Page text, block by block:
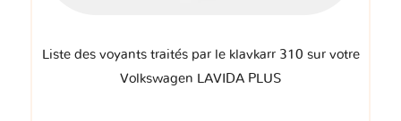
Liste des voyants traités par le klavkarr 310 sur votre
Volkswagen LAVIDA PLUS